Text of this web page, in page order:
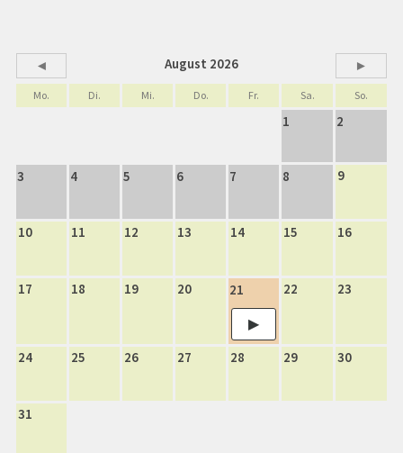
◄ August 2026 ►
Mo. Di. Mi. Do. Fr. Sa. So.
1 2
3 4 5 6 7 8 9
10 11 12 13 14 15 16
17 18 19 20 21 22 23
24 25 26 27 28 29 30
31